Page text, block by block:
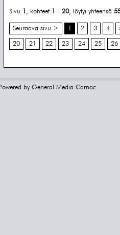
Sivu 1 , kohteet 1 - 20, löytyi yhteensä
Seuraava sivu > 1 2 3 4
20 21 22 23 24 25 26
by General Media Carnac